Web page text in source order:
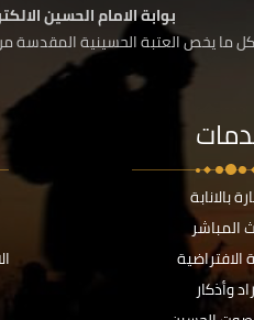
بوابة الامام الحسين
ما يخص العتبة الحسينية المقدسة
بالانابة
المباشر
الافتراضية
وأذكار